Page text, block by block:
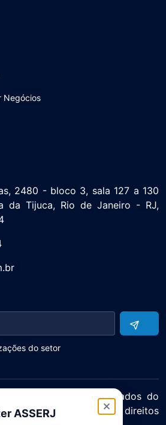
ASSERJ
Negócios
2480 - bloco 3, sala 127 a 130
da Tijuca, Rio de Janeiro - RJ,
do setor
de Supermercados do
Janeiro. Todos os direitos